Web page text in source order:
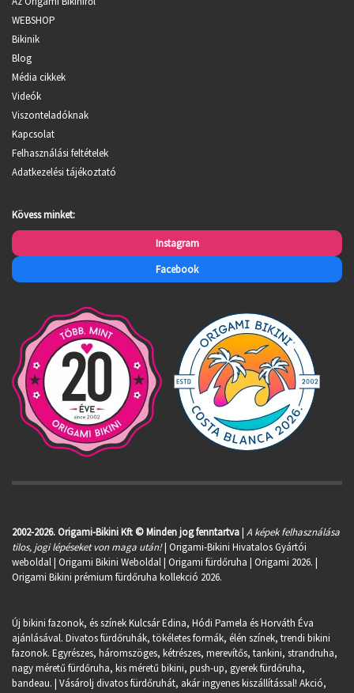
WEBSHOP
Bikinik
Blog
Média cikkek
Videók
Viszonteladóknak
Kapcsolat
Felhasználási feltételek
Adatkezelési tájékoztató
Kövess minket:
Instagram
Facebook
2002-2026. Origami-Bikini Kft © Minden jog fenntartva| A képek felhasználása
tilos, jogi lépéseket von maga után!| Origami-Bikini Hivatalos Gyártói
weboldal | Origami Bikini Weboldal | Origami fürdőruha | Origami 2026. |
Origami Bikini prémium fürdőruha kollekció 2026.
Új bikini fazonok, és színek Kulcsár Edina, Hódi Pamela és Horváth Éva
ajánlásával. Divatos fürdőruhák, tökéletes formák, élén színek, trendi bikini
fazonok. Egyrészes, háromszöges, kétrészes, merevítős, tankini, strandruha,
nagy méretű fürdőruha, kis méretű bikini, push-up, gyerek fürdőruha,
bandeau. | Vásárolj divatos fürdőruhát, akár ingyenes kiszállítással! Akció,